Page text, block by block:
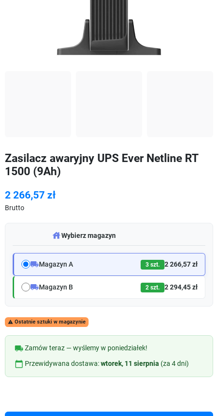
Zasilacz awaryjny UPS Ever Netline RT
1500 (9Ah)
2 266,57 zł
Brutto
warehouseWybierz magazyn
local_shippingMagazyn A 3 szt. 2 266,57 zł
local_shippingMagazyn B 2 szt. 2 294,45 zł
 Ostatnie sztuki w magazynie
local_shippingZamów teraz — wyślemy w poniedziałek!
calendar_today Przewidywana dostawa:wtorek, 11 sierpnia (za 4 dni)